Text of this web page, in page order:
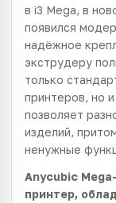
в i3 Mega, в
появился
надёжное
экструдеру
только
принтеров, но
позволяет
изделий,
ненужные
Anycubic
принтер,